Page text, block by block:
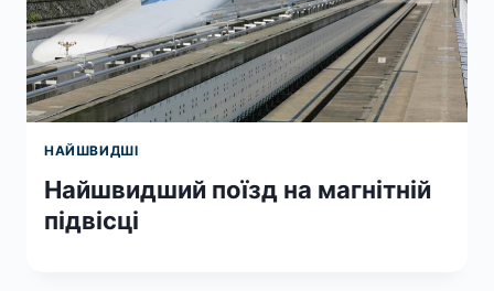
НАЙШВИДШІ
Найшвидший поїзд на магнітній
підвісці